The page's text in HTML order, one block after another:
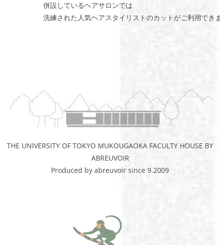
併設しているヘアサロンでは
洗練された人気ヘアスタイリストのカットがご利用で
THE UNIVERSITY OF TOKYO MUKOUGAOKA FACULTY HOUSE BY
ABREUVOIR
Produced by abreuvoir since 9.2009